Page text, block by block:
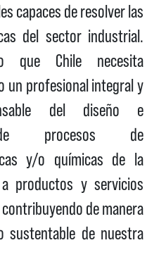
capaces de resolver las
del sector industrial.
que Chile necesita
un profesional integral y
del diseño e
de procesos de
y/o químicas de la
productos y servicios
de manera
sustentable de nuestra